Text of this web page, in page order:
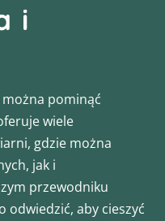
i
pominąć
wiele
gdzie można
jak i
przewodniku
odwiedzić, aby cieszyć